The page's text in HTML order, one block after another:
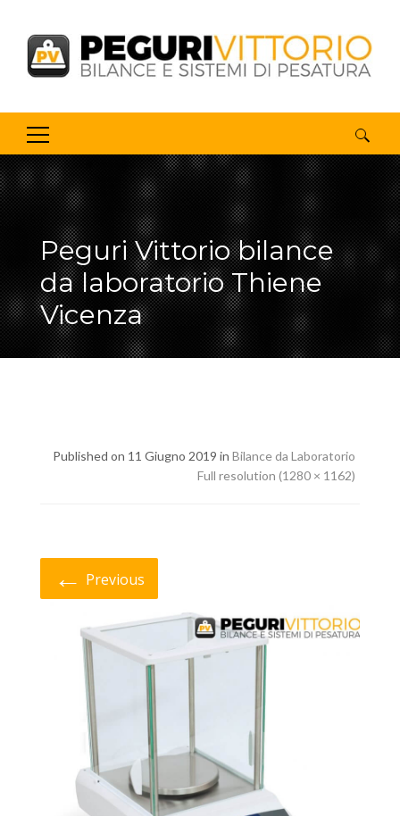
Ricerca
per:
Peguri Vittorio bilance
da laboratorio Thiene
Vicenza
Published on 11 Giugno 2019 in Bilance da Laboratorio
Full resolution (1280 × 1162)
← Previous